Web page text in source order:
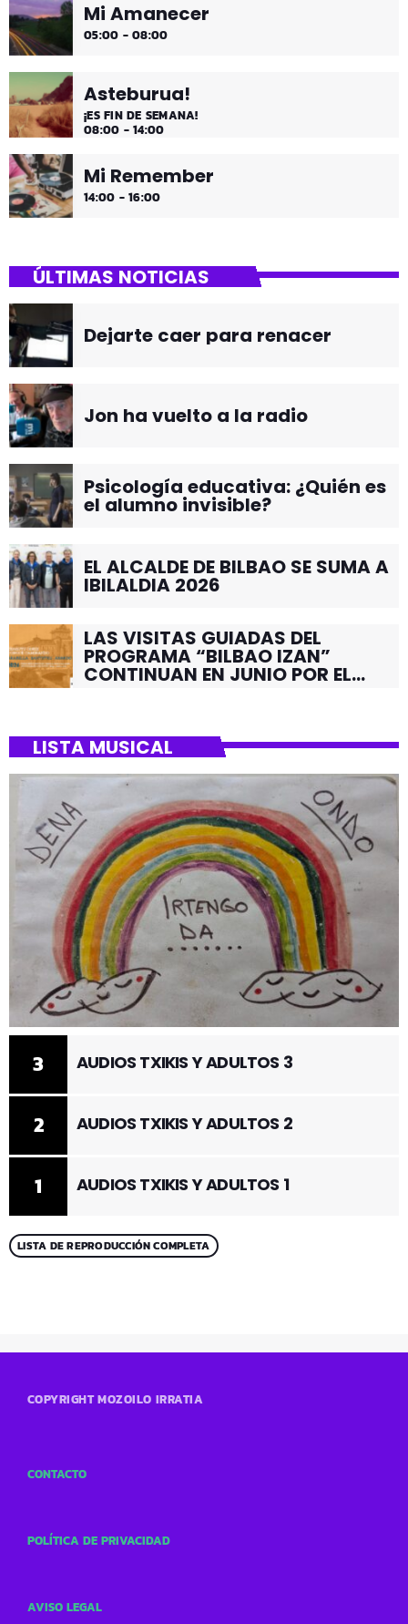
Mi Amanecer
05:00 - 08:00
Asteburua!
¡ES FIN DE SEMANA!
08:00 - 14:00
Mi Remember
14:00 - 16:00
ÚLTIMAS NOTICIAS
Dejarte caer para renacer
Jon ha vuelto a la radio
Psicología educativa: ¿Quién es
el alumno invisible?
EL ALCALDE DE BILBAO SE SUMA A
IBILALDIA 2026
LAS VISITAS GUIADAS DEL
PROGRAMA “BILBAO IZAN”
CONTINUAN EN JUNIO POR EL
LISTA MUSICAL
1 AUDIOS TXIKIS Y ADULTOS 1
2 AUDIOS TXIKIS Y ADULTOS 2
3 AUDIOS TXIKIS Y ADULTOS 3
LISTA DE REPRODUCCIÓN COMPLETA
COPYRIGHT MOZOILO IRRATIA
CONTACTO
POLÍTICA DE PRIVACIDAD
AVISO LEGAL